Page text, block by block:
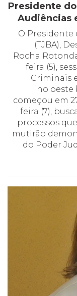
Presidente
Audiências
O Presidente
(TJBA),
Rocha
feira (5),
Criminais
no oeste
começou em
feira (7),
processos
mutirão
do Poder